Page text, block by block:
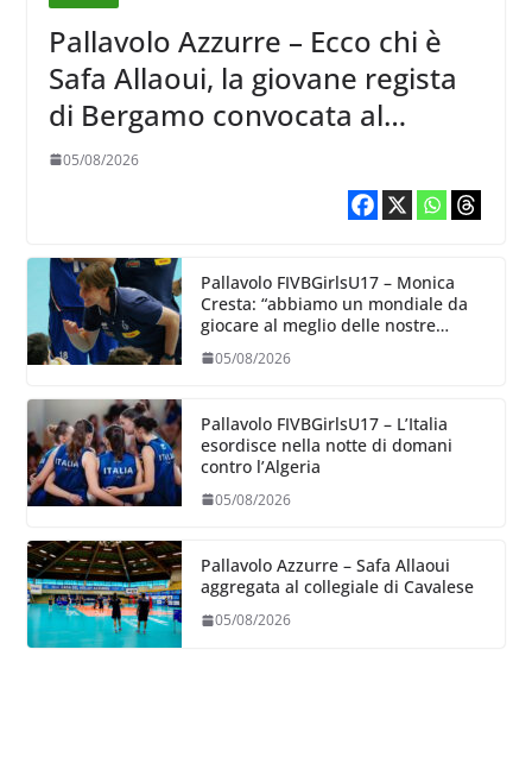
Pallavolo Azzurre – Ecco chi è
Safa Allaoui, la giovane regista
di Bergamo convocata al
collegiale di Cavalese
05/08/2026
Pallavolo FIVBGirlsU17 – Monica
Cresta: “abbiamo un mondiale da
giocare al meglio delle nostre
capacità”
05/08/2026
Pallavolo FIVBGirlsU17 – L’Italia
esordisce nella notte di domani
contro l’Algeria
05/08/2026
Pallavolo Azzurre – Safa Allaoui
aggregata al collegiale di Cavalese
05/08/2026